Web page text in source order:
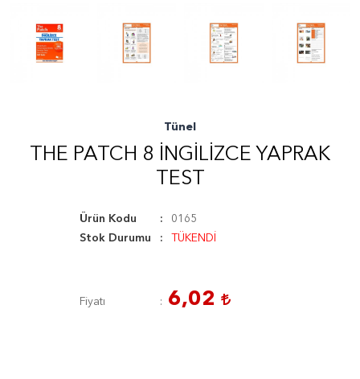
Tünel
THE PATCH 8 İNGİLİZCE YAPRAK
TEST
Ürün Kodu
0165
Stok Durumu
TÜKENDİ
Fiyatı 6,02